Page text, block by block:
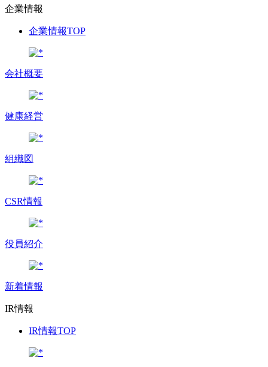
企業情報
企業情報TOP
会社概要
健康経営
組織図
CSR情報
役員紹介
新着情報
IR情報
IR情報TOP